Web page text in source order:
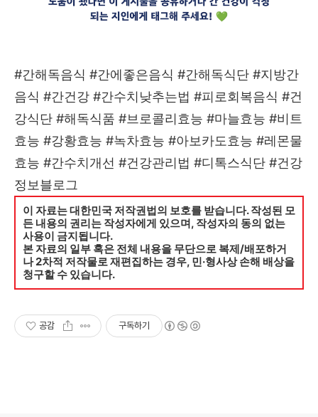
#간해독음식 #간에좋은음식 #간해독식단 #지방간
음식 #간건강 #간수치낮추는법 #피로회복음식 #건
강식단 #해독식품 #브로콜리효능 #마늘효능 #비트
효능 #강황효능 #녹차효능 #아보카도효능 #레몬물
효능 #간수치개선 #건강관리법 #디톡스식단 #건강
정보블로그
이 자료는 대한민국 저작권법의 보호를 받습니다. 작성된 모
든 내용의 권리는 작성자에게 있으며, 작성자의 동의 없는
사용이 금지됩니다.
본 자료의 일부 혹은 전체 내용을 무단으로 복제/배포하거
나 2차적 저작물로 재편집하는 경우, 민·형사상 손해 배상을
청구할 수 있습니다.
공감 구독하기